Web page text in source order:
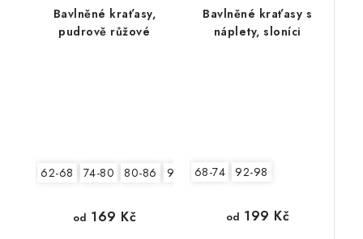
Bavlněné kraťasy,
pudrově růžové
62-68 74-80 80-86 92-98 104-110
od 169 Kč
Bavlněné kraťasy s
náplety, sloníci
68-74 92-98
od 199 Kč